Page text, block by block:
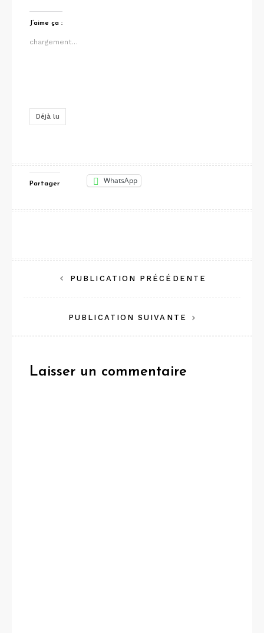
J’aime ça :
chargement…
Déjà lu
Partager WhatsApp
Navigation
de
l’article
PUBLICATION PRÉCÉDENTE
PUBLICATION SUIVANTE
Laisser un commentaire